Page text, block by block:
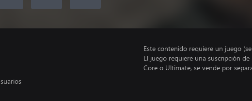
Este contenido requiere un juego
El juego requiere una suscripción
Core o Ultimate, se vende por